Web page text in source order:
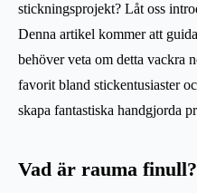
stickningsprojekt? Låt oss
Denna artikel kommer att
behöver veta om detta vackra
favorit bland stickentusiaster
skapa fantastiska handgjorda
Vad är rauma finull?